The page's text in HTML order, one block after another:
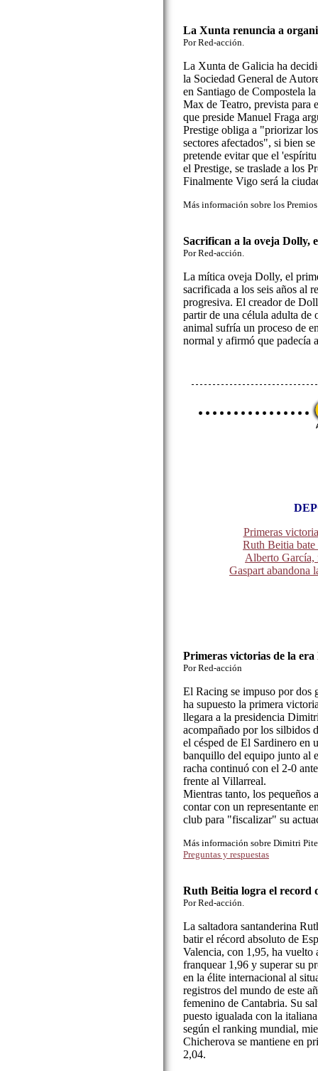
La Xunta renuncia a
Por Red-acción.
La Xunta de Galicia ha
la Sociedad General de
en Santiago de Compostela
Max de Teatro, prevista para
que preside Manuel Fraga
Prestige obliga a "priorizar
sectores afectados", si bien
pretende evitar que el
el Prestige, se traslade a los
Finalmente Vigo será la
Más información sobre los
Sacrifican a la oveja Dolly,
Por Red-acción.
La mítica oveja Dolly, el
sacrificada a los seis años al
progresiva. El creador de
partir de una célula adulta de
animal sufría un proceso de
normal y afirmó que padecía
Primeras
Ruth Beitia bate
Alberto García,
Gaspart abandona
Primeras victorias de la
Por Red-acción
El Racing se impuso por dos
ha supuesto la primera
llegara a la presidencia
acompañado por los silbidos
el césped de El Sardinero en
banquillo del equipo junto al
racha continuó con el 2-0
frente al Villarreal.
Mientras tanto, los pequeños
contar con un representante
club para "fiscalizar" su
Más información sobre Dimitri
Preguntas y respuestas
Ruth Beitia logra el record
Por Red-acción.
La saltadora santanderina
batir el récord absoluto de
Valencia, con 1,95, ha vuelto
franquear 1,96 y superar su
en la élite internacional al
registros del mundo de este
femenino de Cantabria. Su
puesto igualada con la
según el ranking mundial,
Chicherova se mantiene en
2,04.